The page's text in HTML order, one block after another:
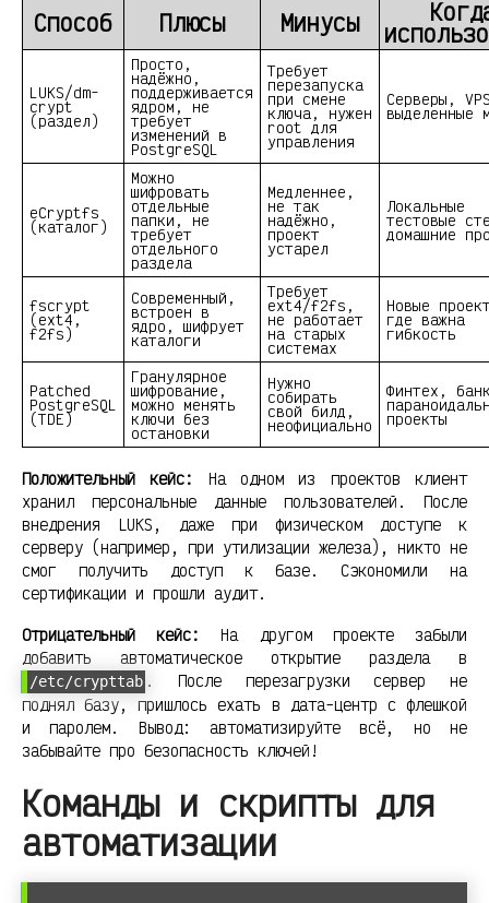
Способ Плюсы Минусы
LUKS/dm-
crypt
(раздел)
Просто,
надёжно,
поддерживается
ядром, не
требует
изменений в
PostgreSQL
Требует
перезапуска
при смене
ключа, нужен
root для
управления
Серверы,
выделенные
eCryptfs
(каталог)
Можно
шифровать
отдельные
папки, не
требует
отдельного
раздела
Медленнее,
не так
надёжно,
проект
устарел
Локальные
тестовые
домашние
fscrypt
(ext4,
f2fs)
Современный,
встроен в
ядро, шифрует
каталоги
Требует
ext4/f2fs,
не работает
на старых
системах
Новые
где важна
гибкость
Patched
PostgreSQL
(TDE)
Гранулярное
шифрование,
можно менять
ключи без
остановки
Нужно
собирать
свой билд,
неофициально
Финтех,
проекты
Положительный кейс:
На одном из проектов клиент
хранил персональные данные пользователей. После
внедрения LUKS, даже при физическом доступе к
серверу (например, при утилизации железа), никто не
смог получить доступ к базе. Сэкономили на
сертификации и прошли аудит.
Отрицательный кейс:
На другом проекте забыли
добавить автоматическое открытие раздела в
/etc/crypttab . После перезагрузки сервер не
поднял базу, пришлось ехать в дата-центр с флешкой
и паролем. Вывод: автоматизируйте всё, но не
забывайте про безопасность ключей!
Команды и скрипты для
автоматизации